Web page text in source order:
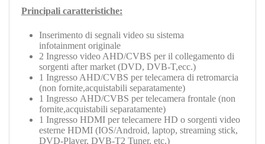
Principali caratteristiche:
Inserimento di segnali video su sistema
infotainment originale
2 Ingresso video AHD/CVBS per il collegamento di
sorgenti after market (DVD, DVB-T,ecc.)
1 Ingresso AHD/CVBS per telecamera di retromarcia
(non fornite,acquistabili separatamente)
1 Ingresso AHD/CVBS per telecamera frontale (non
fornite,acquistabili separatamente)
1 Ingresso HDMI per telecamere HD o sorgenti video
esterne HDMI (IOS/Android, laptop, streaming stick,
DVD-Player, DVB-T2 Tuner, etc.)